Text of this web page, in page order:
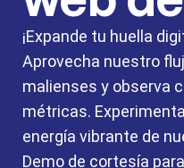
¡Expande tu huella
Aprovecha nuestro
malienses y observa
métricas.
energía vibrante de
Demo de cortesía